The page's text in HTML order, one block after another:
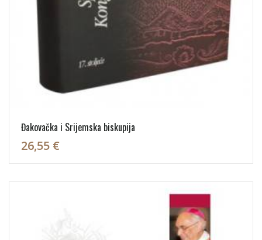
Đakovačka i Srijemska biskupija
26,55 €